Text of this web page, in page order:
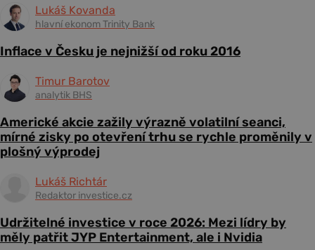
Lukáš Kovanda
hlavní ekonom Trinity Bank
Inflace v Česku je nejnižší od roku 2016
Timur Barotov
analytik BHS
Americké akcie zažily výrazně volatilní seanci,
mírné zisky po otevření trhu se rychle proměnily v
plošný výprodej
Lukáš Richtár
Redaktor investice.cz
Udržitelné investice v roce 2026: Mezi lídry by
měly patřit JYP Entertainment, ale i Nvidia